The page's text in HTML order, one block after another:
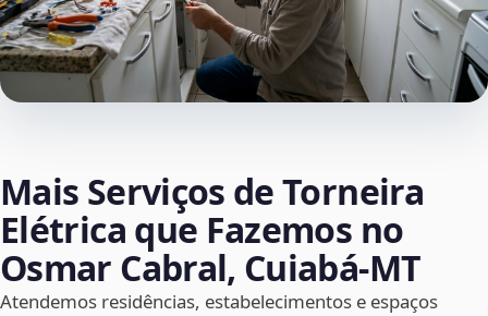
Mais Serviços de Torneira
Elétrica que Fazemos no
Osmar Cabral, Cuiabá‑MT
Atendemos residências, estabelecimentos e espaços